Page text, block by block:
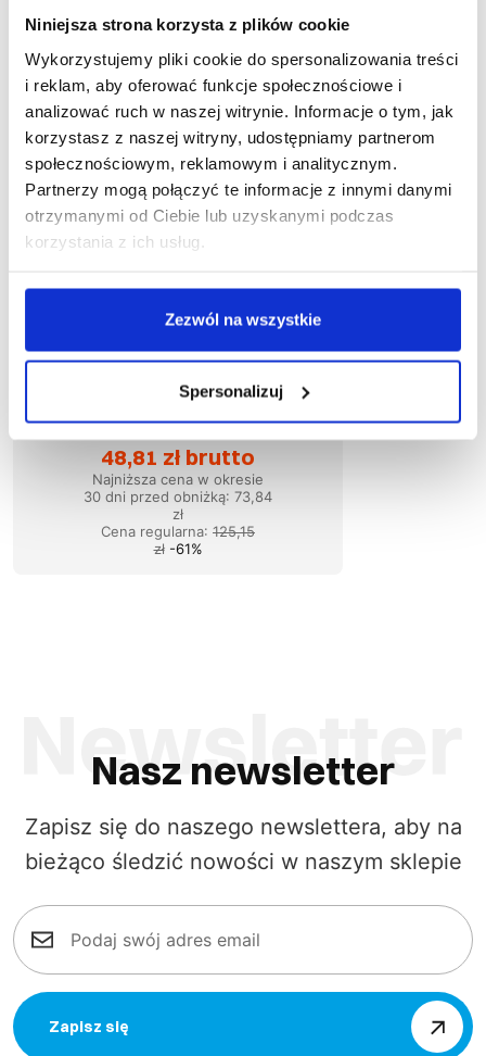
Niniejsza strona korzysta z plików cookie
Wykorzystujemy pliki cookie do spersonalizowania treści
i reklam, aby oferować funkcje społecznościowe i
analizować ruch w naszej witrynie. Informacje o tym, jak
korzystasz z naszej witryny, udostępniamy partnerom
społecznościowym, reklamowym i analitycznym.
Partnerzy mogą połączyć te informacje z innymi danymi
otrzymanymi od Ciebie lub uzyskanymi podczas
korzystania z ich usług.
Zezwól na wszystkie
Spersonalizuj
1-05-740
Spodnie do pasa ocieplane HYDROS
WINTER
48,81 zł brutto
Najniższa cena w okresie
30 dni przed obniżką: 73,84
zł
Cena regularna: 125,15
zł -61%
Nasz newsletter
Zapisz się do naszego newslettera, aby na
bieżąco śledzić nowości w naszym sklepie
Zapisz się